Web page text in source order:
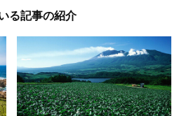
る記事の紹介